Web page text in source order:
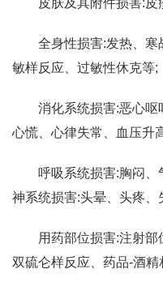
皮肤及其附件损害:
全身性损害:发热、寒
敏样反应、过敏性休克等;
消化系统损害:恶心
心慌、心律失常、血压升
呼吸系统损害:胸闷
神系统损害:头晕、头疼、
用药部位损害:注射
双硫仑样反应、药品-酒精